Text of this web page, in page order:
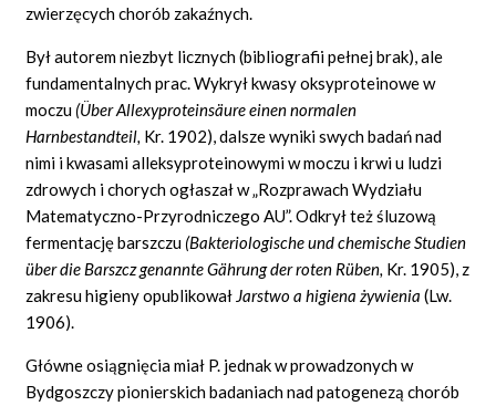
zwierzęcych chorób zakaźnych.
Był autorem niezbyt licznych (bibliografii pełnej brak), ale
fundamentalnych prac. Wykrył kwasy oksyproteinowe w
moczu (Über Allexyproteinsäure einen normalen
Harnbestandteil, Kr. 1902), dalsze wyniki swych badań nad
nimi i kwasami alleksyproteinowymi w moczu i krwi u ludzi
zdrowych i chorych ogłaszał w „Rozprawach Wydziału
Matematyczno-Przyrodniczego AU”. Odkrył też śluzową
fermentację barszczu (Bakteriologische und chemische Studien
über die Barszcz genannte Gährung der roten Rüben, Kr. 1905), z
zakresu higieny opublikował Jarstwo a higiena żywienia(Lw.
1906).
Główne osiągnięcia miał P. jednak w prowadzonych w
Bydgoszczy pionierskich badaniach nad patogenezą chorób